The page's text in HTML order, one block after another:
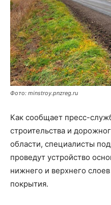
Фото: minstroy.pnzreg.ru
Как сообщает пресс-
строительства и
области, специалисты
проведут устройство
нижнего и верхнего
покрытия.